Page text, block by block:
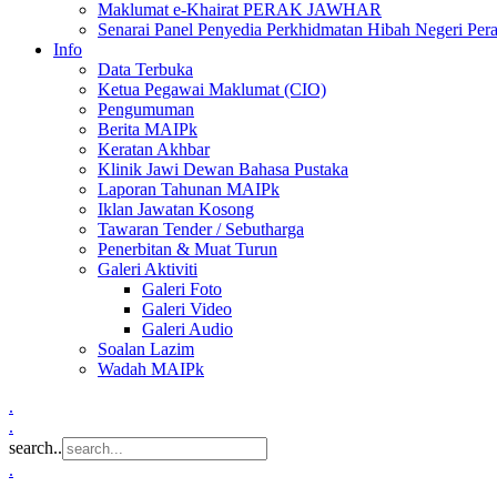
Maklumat e-Khairat PERAK JAWHAR
Senarai Panel Penyedia Perkhidmatan Hibah Negeri
Info
Data Terbuka
Ketua Pegawai Maklumat (CIO)
Pengumuman
Berita MAIPk
Keratan Akhbar
Klinik Jawi Dewan Bahasa Pustaka
Laporan Tahunan MAIPk
Iklan Jawatan Kosong
Tawaran Tender / Sebutharga
Penerbitan & Muat Turun
Galeri Aktiviti
Galeri Foto
Galeri Video
Galeri Audio
Soalan Lazim
Wadah MAIPk
.
.
search..
.